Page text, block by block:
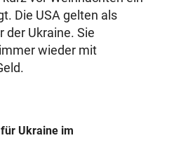
Die USA gelten als
der Ukraine. Sie
wieder mit
Ukraine im